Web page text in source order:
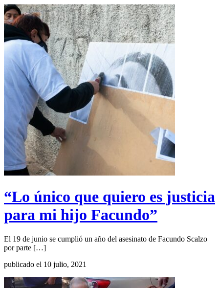
“Lo único que quiero es justicia
para mi hijo Facundo”
El 19 de junio se cumplió un año del asesinato de Facundo Scalzo
por parte […]
publicado el 10 julio, 2021